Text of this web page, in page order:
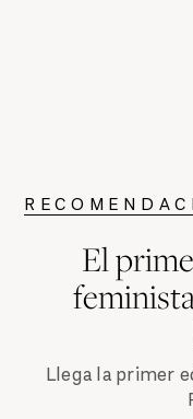
El
Llega la primer